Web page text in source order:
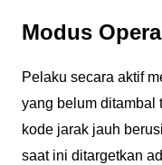
Modus
Pelaku secara aktif
yang belum ditambal
kode jarak jauh
saat ini ditargetkan